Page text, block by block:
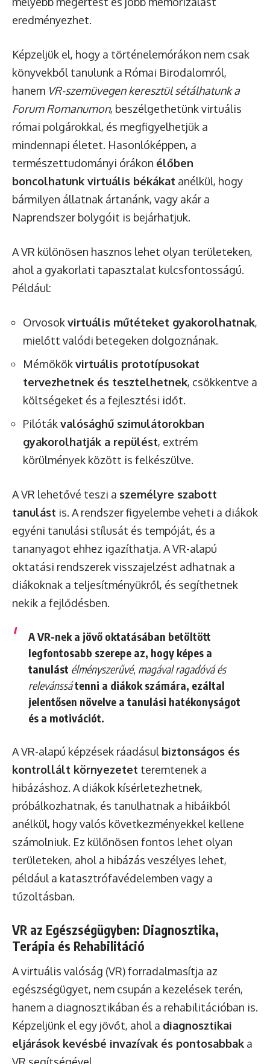
eredményezhet.
Képzeljük el, hogy a történelemórákon nem csak
könyvekből tanulunk a Római Birodalomról,
hanem VR-szemüvegen keresztül sétálhatunk a
Forum Romanumon, beszélgethetünk virtuális
római polgárokkal, és megfigyelhetjük a
mindennapi életet. Hasonlóképpen, a
természettudományi órákon élőben
boncolhatunk virtuális békákat anélkül, hogy
bármilyen állatnak ártanánk, vagy akár a
Naprendszer bolygóit is bejárhatjuk.
A VR különösen hasznos lehet olyan területeken,
ahol a gyakorlati tapasztalat kulcsfontosságú.
Például:
Orvosokvirtuális műtéteket gyakorolhatnak,
mielőtt valódi betegeken dolgoznának.
Mérnökökvirtuális prototípusokat
tervezhetnek és tesztelhetnek, csökkentve a
költségeket és a fejlesztési időt.
Pilótákvalósághű szimulátorokban
gyakorolhatják a repülést, extrém
körülmények között is felkészülve.
A VR lehetővé teszi a személyre szabott
tanulást is. A rendszer figyelembe veheti a diákok
egyéni tanulási stílusát és tempóját, és a
tananyagot ehhez igazíthatja. A VR-alapú
oktatási rendszerek visszajelzést adhatnak a
diákoknak a teljesítményükről, és segíthetnek
nekik a fejlődésben.
A VR-nek a jövő oktatásában betöltött
legfontosabb szerepe az, hogy képes a
tanulást élményszerűvé, magával ragadóvá és
relevánssátenni a diákok számára, ezáltal
jelentősen növelve a tanulási hatékonyságot
és a motivációt.
A VR-alapú képzések ráadásul biztonságos és
kontrollált környezetet teremtenek a
hibázáshoz. A diákok kísérletezhetnek,
próbálkozhatnak, és tanulhatnak a hibáikból
anélkül, hogy valós következményekkel kellene
számolniuk. Ez különösen fontos lehet olyan
területeken, ahol a hibázás veszélyes lehet,
például a katasztrófavédelemben vagy a
tűzoltásban.
VR az Egészségügyben: Diagnosztika,
Terápia és Rehabilitáció
A virtuális valóság (VR) forradalmasítja az
egészségügyet, nem csupán a kezelések terén,
hanem a diagnosztikában és a rehabilitációban is.
Képzeljünk el egy jövőt, ahol a diagnosztikai
eljárások kevésbé invazívak és pontosabbak a